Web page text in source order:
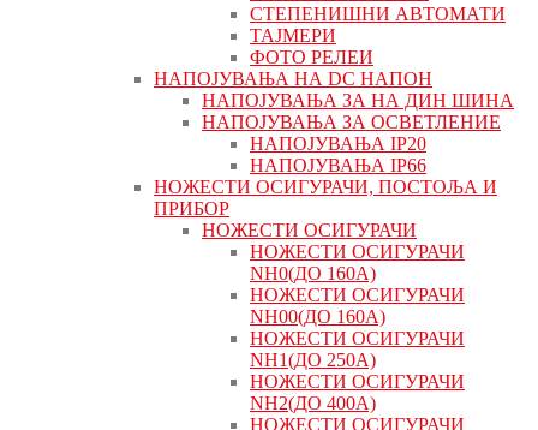
СТЕПЕНИШНИ АВТОМАТИ
ТАЈМЕРИ
ФОТО РЕЛЕИ
НАПОЈУВАЊА НА DC НАПОН
НАПОЈУВАЊА ЗА НА ДИН ШИНА
НАПОЈУВАЊА ЗА ОСВЕТЛЕНИЕ
НАПОЈУВАЊА IP20
НАПОЈУВАЊА IP66
НОЖЕСТИ ОСИГУРАЧИ, ПОСТОЉА И
ПРИБОР
НОЖЕСТИ ОСИГУРАЧИ
НОЖЕСТИ ОСИГУРАЧИ
NH0(ДО 160А)
НОЖЕСТИ ОСИГУРАЧИ
NH00(ДО 160А)
НОЖЕСТИ ОСИГУРАЧИ
NH1(ДО 250А)
НОЖЕСТИ ОСИГУРАЧИ
NH2(ДО 400А)
НОЖЕСТИ ОСИГУРАЧИ